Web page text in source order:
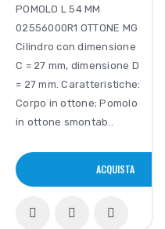
POMOLO L 54 MM
02556000R1 OTTONE MG
Cilindro con dimensione
C = 27 mm, dimensione D
= 27 mm. Caratteristiche:
Corpo in ottone; Pomolo
in ottone smontab..
ACQUISTA